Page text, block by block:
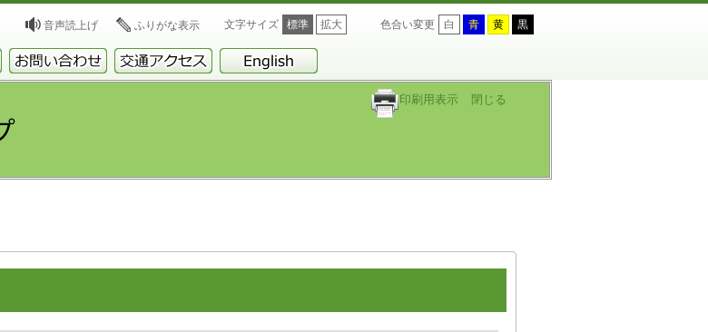
音声読上げ ふりがな表示 文字サイズ 標準 拡大 色合い変更 白 青 黄 黒
印刷用表示 閉じる